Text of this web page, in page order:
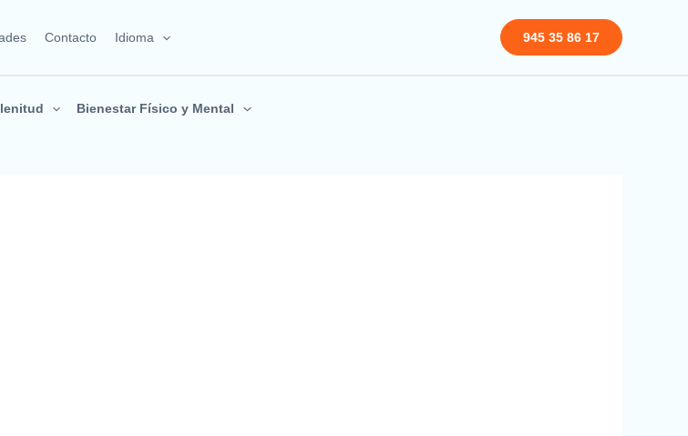
Contacto Idioma 945 35 86 17
Bienestar Físico y Mental